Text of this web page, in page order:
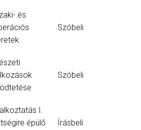
és
Szóbeli
Szóbeli
I.
épülő
Írásbeli